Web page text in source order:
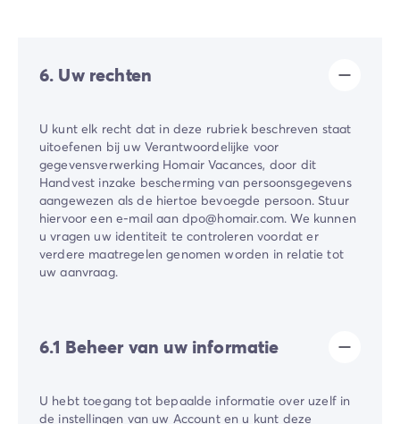
6. Uw rechten
U kunt elk recht dat in deze rubriek beschreven staat
uitoefenen bij uw Verantwoordelijke voor
gegevensverwerking Homair Vacances, door dit
Handvest inzake bescherming van persoonsgegevens
aangewezen als de hiertoe bevoegde persoon. Stuur
hiervoor een e-mail aan dpo@homair.com. We kunnen
u vragen uw identiteit te controleren voordat er
verdere maatregelen genomen worden in relatie tot
uw aanvraag.
6.1 Beheer van uw informatie
U hebt toegang tot bepaalde informatie over uzelf in
de instellingen van uw Account en u kunt deze